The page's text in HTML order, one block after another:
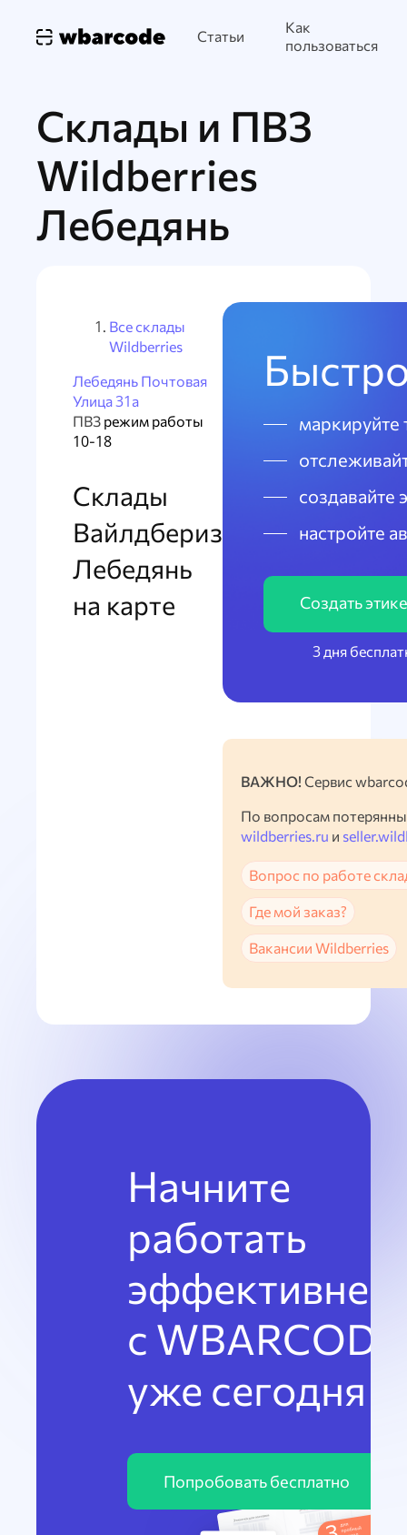
Статьи
Как
пользоваться
Склады и ПВЗ
Wildberries
Лебедянь
Все склады
Wildberries
Лебедянь Почтовая
Улица 31а
ПВЗ режим работы
10-18
Склады
Вайлдбериз
Лебедянь
на карте
маркируйте
создавайте
настройте
Создать
3 дня
ВАЖНО! Сервис
По вопросам
wildberries.ru и
Вопрос по работе
Где мой заказ?
Вакансии Wildberries
Начните
работать
эффективнее
с WBARCODE
уже сегодня
Попробовать бесплатно